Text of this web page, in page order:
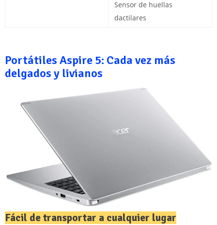
Sensor de huellas
dactilares
Portátiles Aspire 5: Cada vez más
delgados y livianos
Fácil de transportar a cualquier lugar